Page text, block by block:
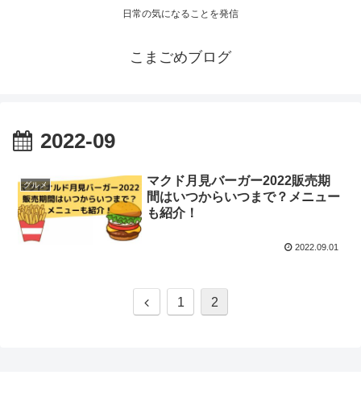
日常の気になることを発信
こまごめブログ
2022-09
グルメ
マクド月見バーガー2022販売期
間はいつからいつまで？メニュー
も紹介！
2022.09.01
1 2